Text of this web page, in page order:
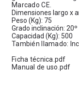
Marcado CE.
Dimensiones largo x
Peso (Kg): 75
Grado inclinación: 20º
Capacidad (Kg): 500
También llamado:
Ficha técnica.pdf
Manual de uso.pdf